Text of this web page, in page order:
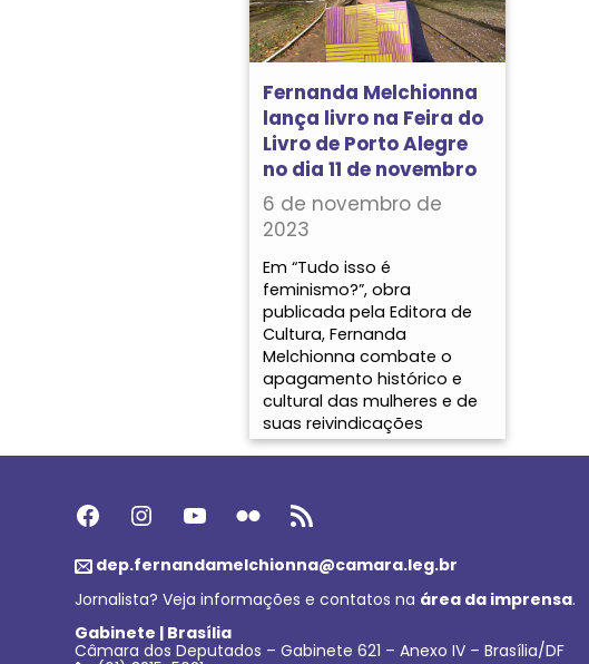
Fernanda Melchionna
lança livro na Feira do
Livro de Porto Alegre
no dia 11 de novembro
6 de novembro de
2023
Em “Tudo isso é
feminismo?”, obra
publicada pela Editora de
Cultura, Fernanda
Melchionna combate o
apagamento histórico e
cultural das mulheres e de
suas reivindicações
Facebook Instagram Youtube Flickr Feed RSS
dep.fernandamelchionna@camara.leg.br
Jornalista? Veja informações e contatos na área da imprensa.
Gabinete | Brasília
Câmara dos Deputados – Gabinete 621 – Anexo IV – Brasília/DF